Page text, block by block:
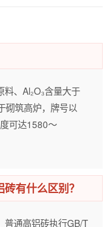
、Al₂O₃含量大于
砌筑高炉，牌号以
可达1580～
有什么区别？
普通高铝砖执行GB/T